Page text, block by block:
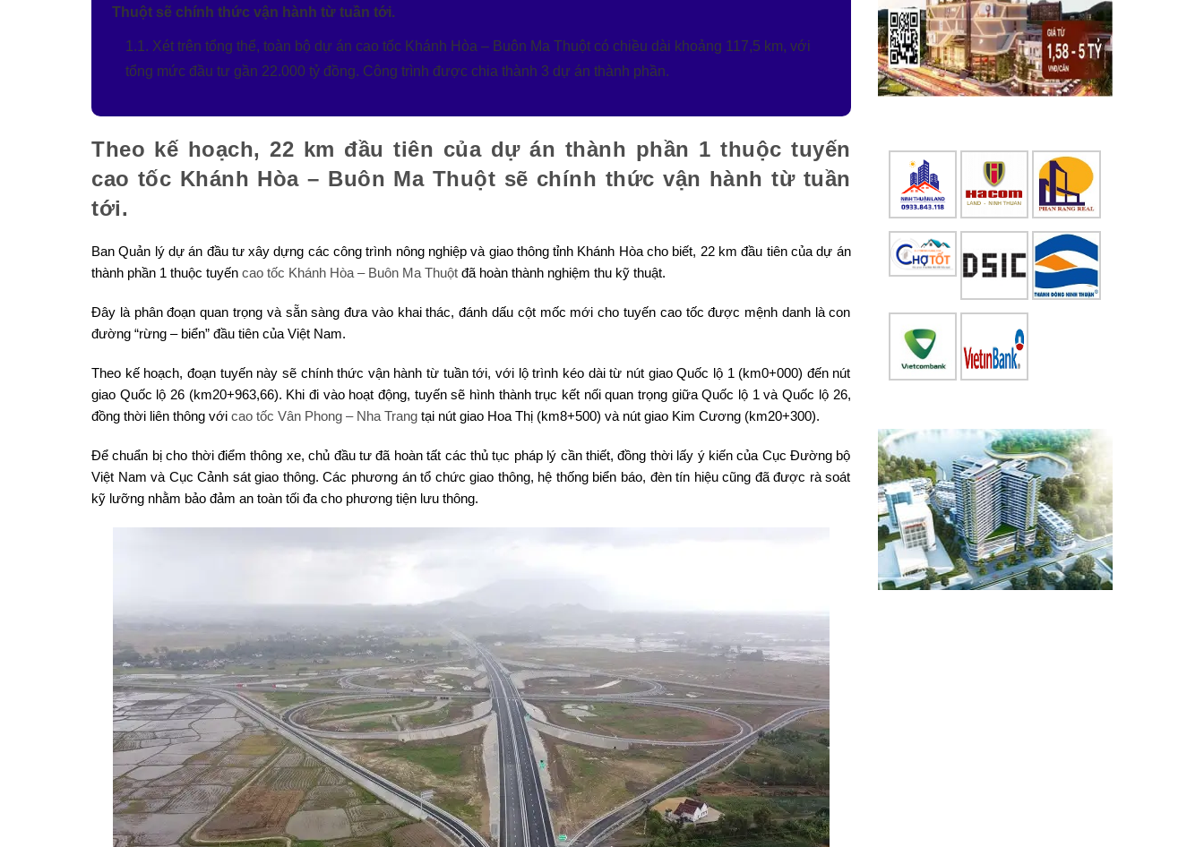
Thuột sẽ chính thức vận hành từ tuần tới.
1.1. Xét trên tổng thể, toàn bộ dự án cao tốc Khánh Hòa – Buôn Ma Thuột có chiều dài khoảng 117,5 km, với
tổng mức đầu tư gần 22.000 tỷ đồng. Công trình được chia thành 3 dự án thành phần.
Theo kế hoạch, 22 km đầu tiên của dự án thành phần 1 thuộc tuyến
cao tốc Khánh Hòa – Buôn Ma Thuột sẽ chính thức vận hành từ tuần
tới.
Ban Quản lý dự án đầu tư xây dựng các công trình nông nghiệp và giao thông tỉnh Khánh Hòa cho biết, 22 km đầu tiên của dự án
thành phần 1 thuộc tuyến cao tốc Khánh Hòa – Buôn Ma Thuột đã hoàn thành nghiệm thu kỹ thuật.
Đây là phân đoạn quan trọng và sẵn sàng đưa vào khai thác, đánh dấu cột mốc mới cho tuyến cao tốc được mệnh danh là con
đường “rừng – biển” đầu tiên của Việt Nam.
Theo kế hoạch, đoạn tuyến này sẽ chính thức vận hành từ tuần tới, với lộ trình kéo dài từ nút giao Quốc lộ 1 (km0+000) đến nút
giao Quốc lộ 26 (km20+963,66). Khi đi vào hoạt động, tuyến sẽ hình thành trục kết nối quan trọng giữa Quốc lộ 1 và Quốc lộ 26,
đồng thời liên thông với cao tốc Vân Phong – Nha Trang tại nút giao Hoa Thị (km8+500) và nút giao Kim Cương (km20+300).
Để chuẩn bị cho thời điểm thông xe, chủ đầu tư đã hoàn tất các thủ tục pháp lý cần thiết, đồng thời lấy ý kiến của Cục Đường bộ
Việt Nam và Cục Cảnh sát giao thông. Các phương án tổ chức giao thông, hệ thống biển báo, đèn tín hiệu cũng đã được rà soát
kỹ lưỡng nhằm bảo đảm an toàn tối đa cho phương tiện lưu thông.